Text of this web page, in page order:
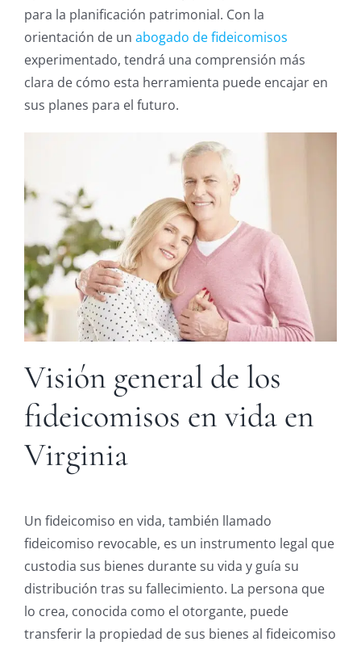
para la planificación patrimonial. Con la
orientación de un abogado de fideicomisos
experimentado, tendrá una comprensión más
clara de cómo esta herramienta puede encajar en
sus planes para el futuro.
Visión general de los
fideicomisos en vida en
Virginia
Un fideicomiso en vida, también llamado
fideicomiso revocable, es un instrumento legal que
custodia sus bienes durante su vida y guía su
distribución tras su fallecimiento. La persona que
lo crea, conocida como el otorgante, puede
transferir la propiedad de sus bienes al fideicomiso